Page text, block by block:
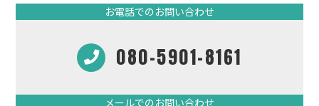
お電話でのお問い合わせ
080-5901-8161
メールでのお問い合わせ